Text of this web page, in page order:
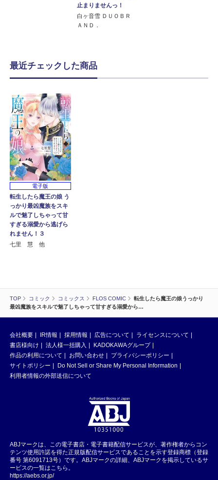
TOP コミック コミックス FLOS COMIC
転生したら魔王の娘うっかり
最凶魔族をスキルで魅了しちゃって甘すぎる溺愛から…
止まりませんっ！
白ヶ音雪 ＤＵＯＢＲ
ＡＮＤ．
最近チェックした商品
電子版
転生したら魔王の娘 う
っかり最凶魔族をスキ
ルで魅了しちゃって甘
すぎる溺愛から逃げら
れません！３
七里 慧 他
会社概要 IR情報 採用情報 広告について
ライセンスについて
書店様向け
法人様一括購入
KADOKAWAグループ
作品の利用について
お問い合わせ
プライバシーポリシー
サイトポリシー
Do Not Sell or Share My Personal Information
利用者情報の外部送信について
ABJマークは、この電子書店・電子書籍配信サービスが、著作権者からコン
テンツ使用許諾を得た正規版配信サービスであることを示す登録商標（登録
番号 第6091713号）です。ABJマークの詳細、ABJマークを掲示しているサ
ービスの一覧はこちら。
https://aebs.or.jp/